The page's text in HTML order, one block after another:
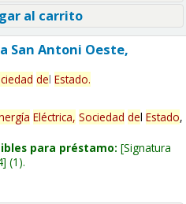
al carrito
San Antoni Oeste,
del Estado.
Eléctrica, Sociedad del Estado,
para préstamo: Signatura
(1).